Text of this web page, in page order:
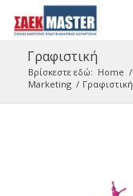
Γραφιστική
Βρίσκεστε εδώ: Home /
Marketing / Γραφιστική